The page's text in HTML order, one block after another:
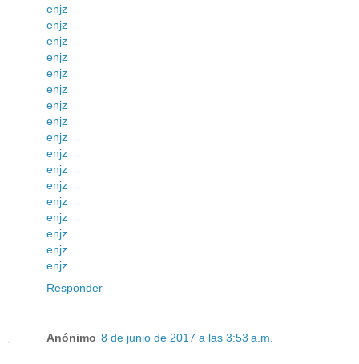
enjz
enjz
enjz
enjz
enjz
enjz
enjz
enjz
enjz
enjz
enjz
enjz
enjz
enjz
enjz
enjz
enjz
Responder
Anónimo 8 de junio de 2017 a las 3:53 a.m.